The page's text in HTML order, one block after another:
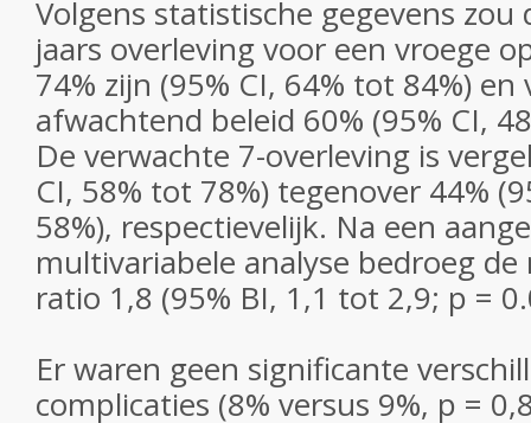
Volgens statistische gegevens zou
jaars overleving voor een vroege
74% zijn (95% CI, 64% tot 84%) en
afwachtend beleid 60% (95% CI,
De verwachte 7-overleving is
CI, 58% tot 78%) tegenover 44%
58%), respectievelijk. Na een
multivariabele analyse bedroeg de
ratio 1,8 (95% BI, 1,1 tot 2,9; p =
Er waren geen significante
complicaties (8% versus 9%, p =